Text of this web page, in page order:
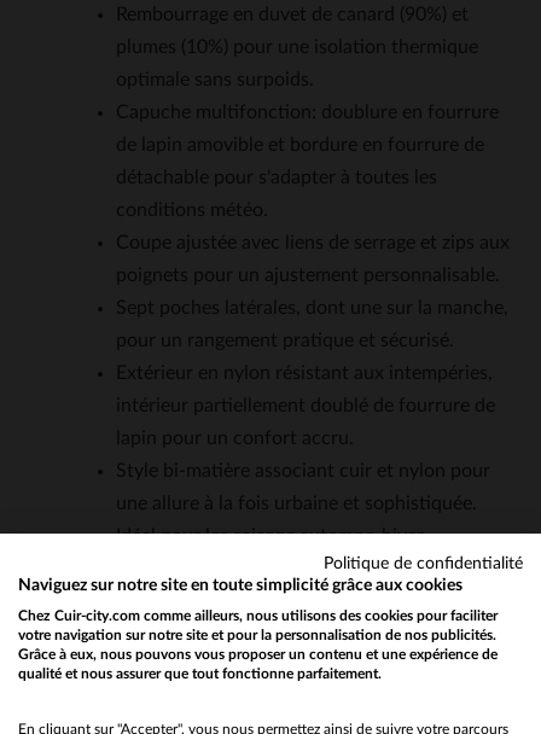
Rembourrage en duvet de canard (90%) et
plumes (10%) pour une isolation thermique
optimale sans surpoids.
Capuche multifonction: doublure en fourrure
de lapin amovible et bordure en fourrure de
détachable pour s'adapter à toutes les
conditions météo.
Coupe ajustée avec liens de serrage et zips aux
poignets pour un ajustement personnalisable.
Sept poches latérales, dont une sur la manche,
pour un rangement pratique et sécurisé.
Extérieur en nylon résistant aux intempéries,
intérieur partiellement doublé de fourrure de
lapin pour un confort accru.
Style bi-matière associant cuir et nylon pour
une allure à la fois urbaine et sophistiquée.
Idéal pour les saisons automne-hiver,
compatible avec des tenues décontractées ou
QUESTIONS FRÉQUENTES
Would you like to be redirected to our English site?
Politique de confidentialité
Naviguez sur notre site en toute simplicité grâce aux cookies
Chez Cuir-city.com comme ailleurs, nous utilisons des cookies pour faciliter
votre navigation sur notre site et pour la personnalisation de nos publicités.
Grâce à eux, nous pouvons vous proposer un contenu et une expérience de
qualité et nous assurer que tout fonctionne parfaitement.
En cliquant sur "Accepter", vous nous permettez ainsi de suivre votre parcours